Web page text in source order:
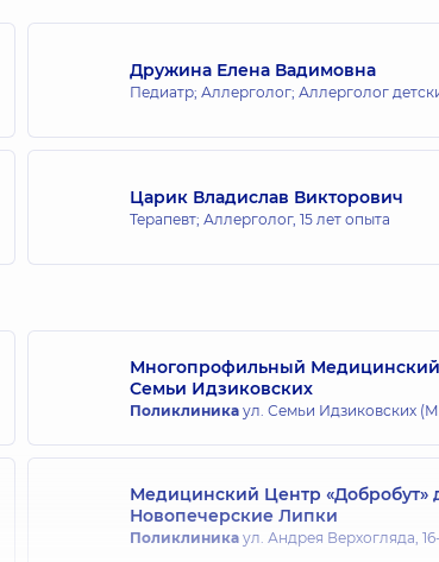
Дружина Елена Вадимовна
Педиатр; Аллерголог; Аллерголог
Царик Владислав Викторович
Терапевт; Аллерголог, 15 лет опыта
Многопрофильный Медицинский
Семьи Идзиковских
Поликлиника ул. Семьи Идзиковских
Медицинский Центр «Добробут»
Новопечерские Липки
Поликлиника ул. Андрея Верхогляда,